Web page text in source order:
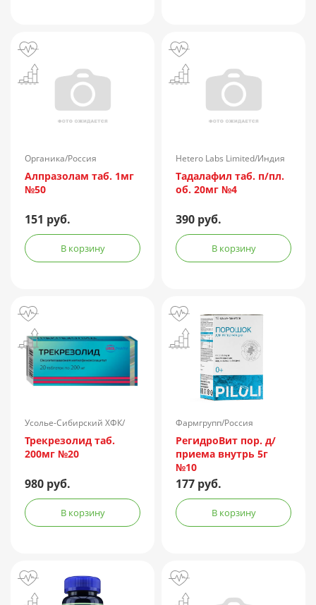
Органика/Россия
Алпразолам таб. 1мг
№50
151 руб.
В корзину
Hetero Labs Limited/Индия
Тадалафил таб. п/пл.
об. 20мг №4
390 руб.
В корзину
Усолье-Сибирский ХФК/
Россия
Трекрезолид таб.
200мг №20
980 руб.
В корзину
Фармгрупп/Россия
РегидроВит пор. д/
приема внутрь 5г
№10
177 руб.
В корзину